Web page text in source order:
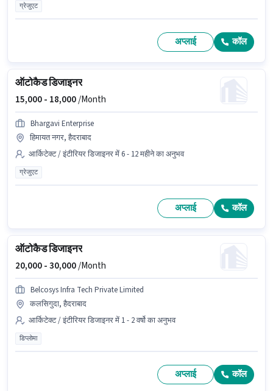
ग्रेजुएट
अप्लाई कॉल
ऑटोकैड डिजाइनर
15,000 - 18,000/Month
Bhargavi Enterprise
हिमायत नगर, हैदराबाद
आर्किटेक्ट / इंटीरियर डिजाइनर में 6 - 12 महीने का अनुभव
ग्रेजुएट
अप्लाई कॉल
ऑटोकैड डिजाइनर
20,000 -30,000/Month
Belcosys Infra Tech Private Limited
कलसिगुदा, हैदराबाद
आर्किटेक्ट / इंटीरियर डिजाइनर में 1 - 2 वर्षो का अनुभव
डिप्लोमा
अप्लाई कॉल